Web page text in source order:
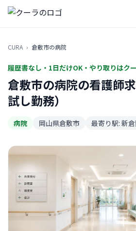
CURA › 倉敷市の病院
履歴書なし・1日だけOK・やり取りはク
倉敷市の病院の看護師
試し勤務）
病院 岡山県倉敷市 最寄り駅: 新